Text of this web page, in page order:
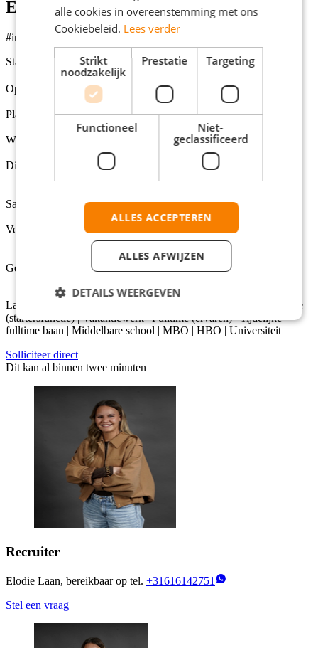
Extra informatie
#indebuurt
Status
Open
Opleidingsniveaus
Middelbare school, MBO, HBO, Universiteit
Plaats
Landelijk (dus ook bij jou in de buurt)
Werkuren per week
Dienstverbanden
Fulltime (startersfunctie), Vakantiewerk, Fulltime (ervaren),
Salarisindicatie
Verantwoordelijk voor
Zelfstandig beheren van de route, verzorgen van automaten
en oplossen van eerstelijnsstoringen.
Gepubliceerd op
Landelijk |
| Fulltime
(startersfunctie) | Vakantiewerk | Fulltime (ervaren) | Tijdelijke
fulltime baan | Middelbare school | MBO | HBO | Universiteit
Solliciteer direct
Dit kan al binnen twee minuten
Recruiter
Elodie Laan, bereikbaar op tel. +31616142751
Stel een vraag
alle cookies in overeenstemming met ons
Cookiebeleid. Lees verder
Strikt
noodzakelijk
Prestatie Targeting
Functioneel
Niet-
geclassificeerd
ALLES ACCEPTEREN
ALLES AFWIJZEN
DETAILS WEERGEVEN